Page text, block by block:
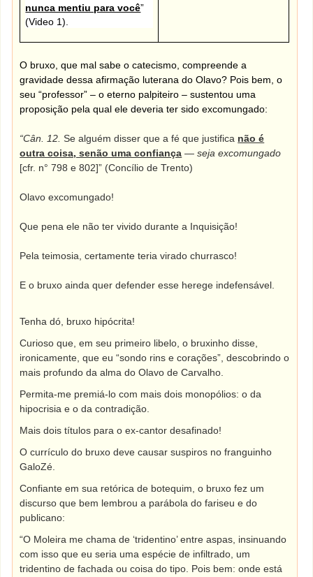
nunca mentiu para você”
(Video 1).
O bruxo, que mal sabe o catecismo, compreende a
gravidade dessa afirmação luterana do Olavo? Pois bem, o
seu “professor” – o eterno palpiteiro – sustentou uma
proposição pela qual ele deveria ter sido excomungado:
“Cân. 12. Se alguém disser que a fé que justifica não é
outra coisa, senão uma confiança —seja excomungado
[cfr. n° 798 e 802]” (Concílio de Trento)
Olavo excomungado!
Que pena ele não ter vivido durante a Inquisição!
Pela teimosia, certamente teria virado churrasco!
E o bruxo ainda quer defender esse herege indefensável.
Tenha dó, bruxo hipócrita!
Curioso que, em seu primeiro libelo, o bruxinho disse,
ironicamente, que eu “sondo rins e corações”, descobrindo o
mais profundo da alma do Olavo de Carvalho.
Permita-me premiá-lo com mais dois monopólios: o da
hipocrisia e o da contradição.
Mais dois títulos para o ex-cantor desafinado!
O currículo do bruxo deve causar suspiros no franguinho
GaloZé.
Confiante em sua retórica de botequim, o bruxo fez um
discurso que bem lembrou a parábola do fariseu e do
publicano:
“O Moleira me chama de ‘tridentino’ entre aspas, insinuando
com isso que eu seria uma espécie de infiltrado, um
tridentino de fachada ou coisa do tipo. Pois bem: onde está